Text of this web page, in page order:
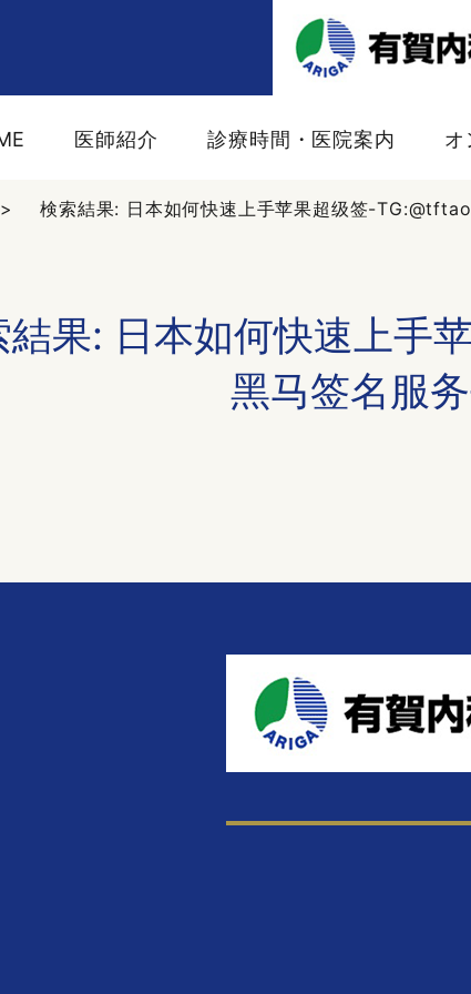
医師紹介 診療時間・医院案内 オ
検索結果: 日本如何快速上手苹果超级签-
結果: 日本如何快速上手
黑马签名服